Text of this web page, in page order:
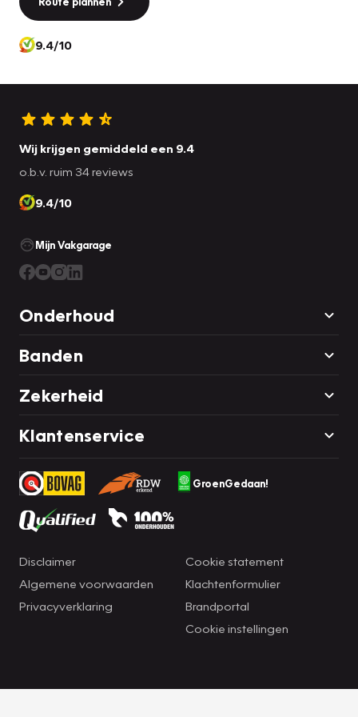
onderweg.
Als u meer wilt weten over deze Dacia, dan vertellen we u
9.4/10
Wij krijgen gemiddeld een 9.4
o.b.v. ruim 34 reviews
9.4/10
Mijn Vakgarage
Onderhoud
Banden
Zekerheid
Klantenservice
GroenGedaan!
Disclaimer
Algemene voorwaarden
Privacyverklaring
Cookie statement
Klachtenformulier
Brandportal
Cookie instellingen